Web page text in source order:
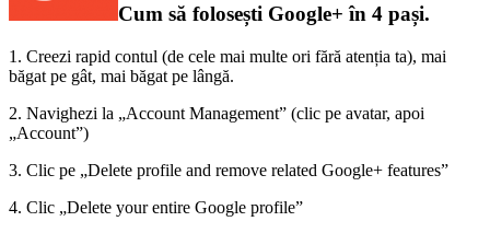
Cum să folosești Google+ în 4 pași.
1. Creezi rapid contul (de cele mai multe ori fără atenția ta), mai
băgat pe gât, mai băgat pe lângă.
2. Navighezi la „Account Management” (clic pe avatar, apoi
„Account”)
3. Clic pe „Delete profile and remove related Google+ features”
4. Clic „Delete your entire Google profile”